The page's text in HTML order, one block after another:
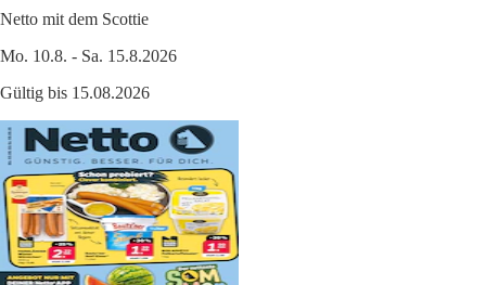
Netto mit dem Scottie
Mo. 10.8. - Sa. 15.8.2026
Gültig bis 15.08.2026